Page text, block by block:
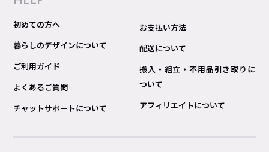
初めての方へ
暮らしのデザインについて
ご利用ガイド
よくあるご質問
チャットサポートについて
お支払い方法
配送について
搬入・組立・不用品引き取りに
ついて
アフィリエイトについて